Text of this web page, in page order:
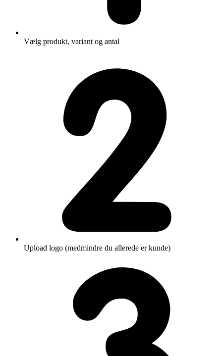
Vælg produkt, variant og antal
Upload logo (medmindre du allerede er kunde)